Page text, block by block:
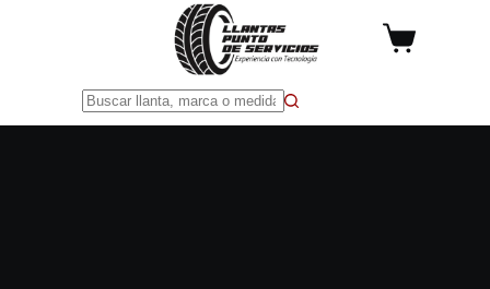
Carro